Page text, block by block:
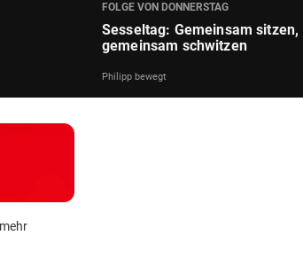
FOLGE VON DONNERSTAG
Sesseltag: Gemeinsam sitzen,
gemeinsam schwitzen
Philipp bewegt